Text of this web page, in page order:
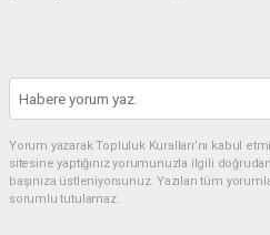
Yorum yazarak Topluluk Kuralları’nı kabul
sitesine yaptığınız yorumunuzla ilgili
başınıza üstleniyorsunuz. Yazılan tüm
sorumlu tutulamaz.